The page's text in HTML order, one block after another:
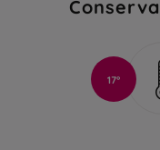
17°